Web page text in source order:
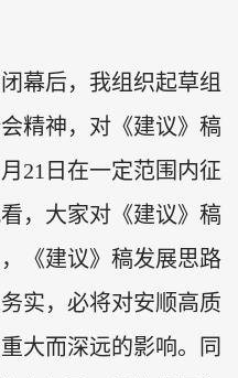
幕后，我组织起草组
精神，对《建议》稿
21日在一定范围内征
，大家对《建议》稿
《建议》稿发展思路
实，必将对安顺高质
大而深远的影响。同